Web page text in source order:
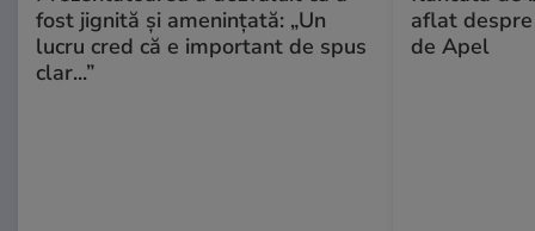
fost jignită și amenințată: „Un
lucru cred că e important de spus
clar...”
aflat
de Apel